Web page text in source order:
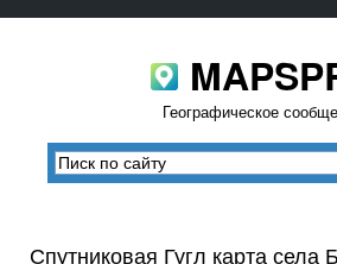
Географическое
Спутниковая Гугл карта села